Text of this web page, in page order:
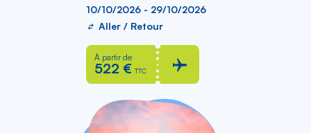
10/10/2026 - 29/10/2026
Aller / Retour
À partir de
522 € TTC